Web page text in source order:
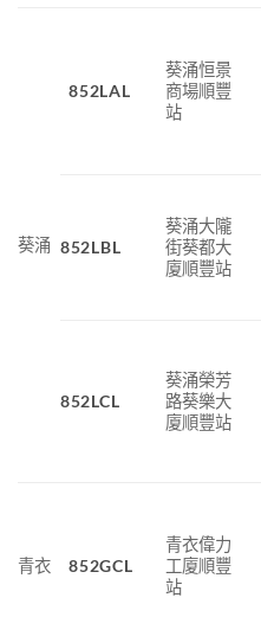
葵涌
852LAL
葵涌恒景
商場順豐
站
852LBL
葵涌大隴
街葵都大
廈順豐站
852LCL
葵涌榮芳
路葵樂大
廈順豐站
青衣 852GCL
青衣偉力
工廈順豐
站